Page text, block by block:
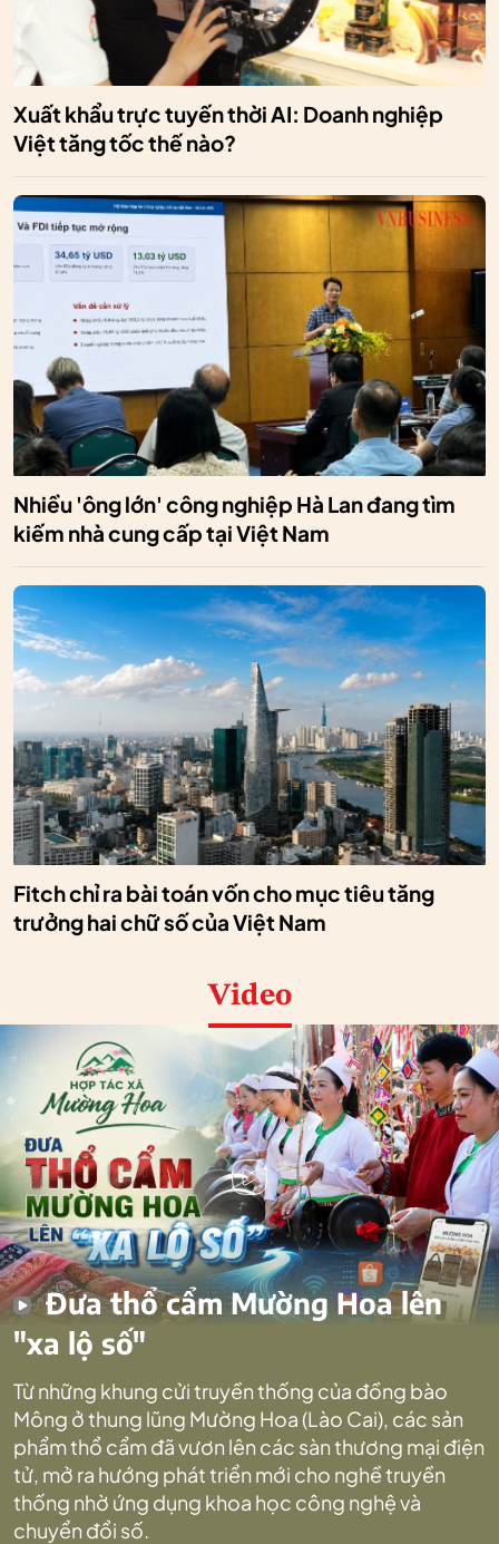
Xuất khẩu trực tuyến thời AI: Doanh nghiệp
Việt tăng tốc thế nào?
Nhiều 'ông lớn' công nghiệp Hà Lan đang tìm
kiếm nhà cung cấp tại Việt Nam
Fitch chỉ ra bài toán vốn cho mục tiêu tăng
trưởng hai chữ số của Việt Nam
Video
Đưa thổ cẩm Mường Hoa lên
"xa lộ số"
Từ những khung cửi truyền thống của đồng bào
Mông ở thung lũng Mường Hoa (Lào Cai), các sản
phẩm thổ cẩm đã vươn lên các sàn thương mại điện
tử, mở ra hướng phát triển mới cho nghề truyền
thống nhờ ứng dụng khoa học công nghệ và
chuyển đổi số.